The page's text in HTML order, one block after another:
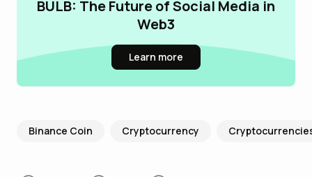
BULB: The Future of Social Media in
Web3
Learn more
Binance Coin Cryptocurrency